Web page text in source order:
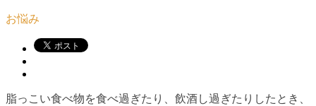
お悩み
脂っこい食べ物を食べ過ぎたり、飲酒し過ぎたりしたとき、